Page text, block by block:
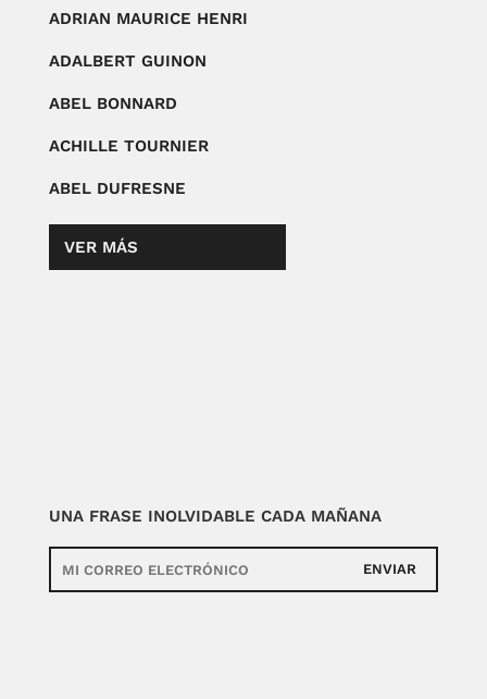
ADRIAN MAURICE HENRI
ADALBERT GUINON
ABEL BONNARD
ACHILLE TOURNIER
ABEL DUFRESNE
VER MÁS
UNA FRASE INOLVIDABLE CADA MAÑANA
ENVIAR